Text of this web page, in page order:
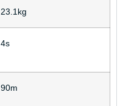
23.1kg
4s
90m